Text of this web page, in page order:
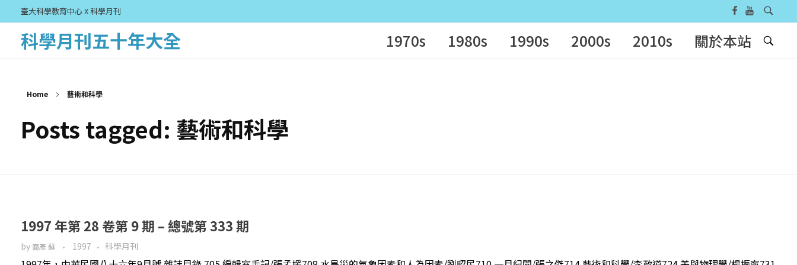
臺大科學教育中心 X 科學月刊
科學月刊五十年大全 1970s 1980s 1990s 2000s 2010s 關於本站
Home 藝術和科學
Posts tagged: 藝術和科學
1997 年第 28 卷第 9 期 – 總號第 333 期
by 裔彥 蘇 1997 科學月刊